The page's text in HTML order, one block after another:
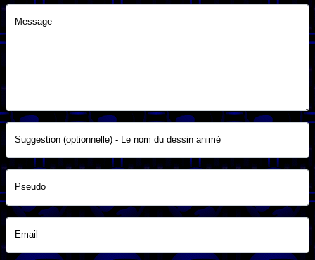
Message
Suggestion (optionnelle) - Le nom du dessin animé
Pseudo
Email